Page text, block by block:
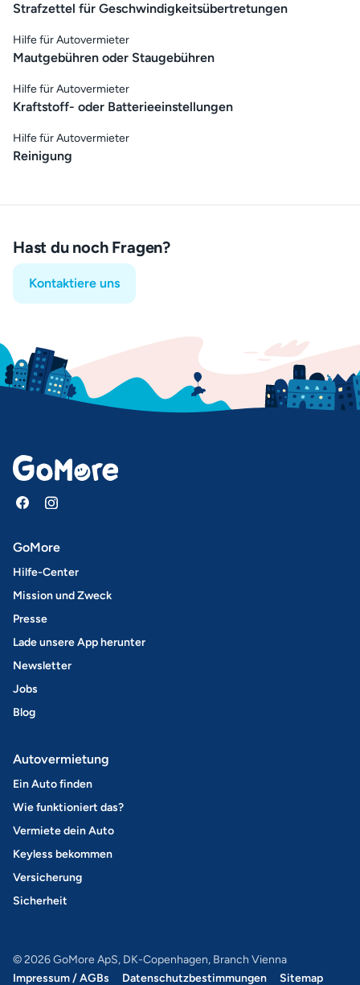
Strafzettel für Geschwindigkeitsübertretungen
Hilfe für Autovermieter
Mautgebühren oder Staugebühren
Hilfe für Autovermieter
Kraftstoff- oder Batterieeinstellungen
Hilfe für Autovermieter
Reinigung
Hast du noch Fragen?
Kontaktiere uns
GoMore
Hilfe-Center
Mission und Zweck
Presse
Lade unsere App herunter
Newsletter
Jobs
Blog
Autovermietung
Ein Auto finden
Wie funktioniert das?
Vermiete dein Auto
Keyless bekommen
Versicherung
Sicherheit
© 2026 GoMore ApS, DK-Copenhagen, Branch Vienna
Impressum / AGBs
Datenschutzbestimmungen Sitemap